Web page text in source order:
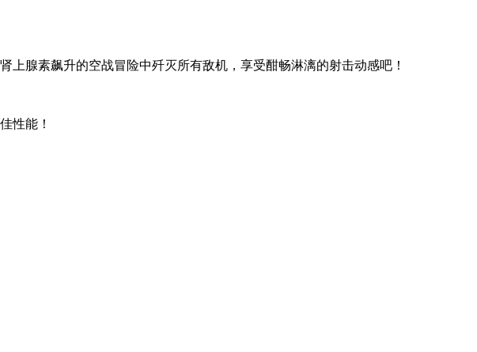
腺素飙升的空战冒险中歼灭所有敌机，享受酣畅淋漓的射击动感吧！
性能！